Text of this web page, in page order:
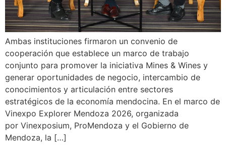
Ambas instituciones firmaron un convenio de
cooperación que establece un marco de trabajo
conjunto para promover la iniciativa Mines & Wines y
generar oportunidades de negocio, intercambio de
conocimientos y articulación entre sectores
estratégicos de la economía mendocina. En el marco de
Vinexpo Explorer Mendoza 2026, organizada
por Vinexposium, ProMendoza y el Gobierno de
Mendoza, la […]